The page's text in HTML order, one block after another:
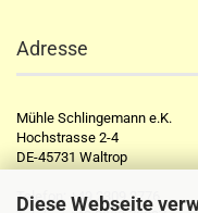
Diese Webseite
Adresse
Mühle Schlingemann e.K.
Hochstrasse 2-4
DE-45731 Waltrop
Telefon: +49 2309 2776